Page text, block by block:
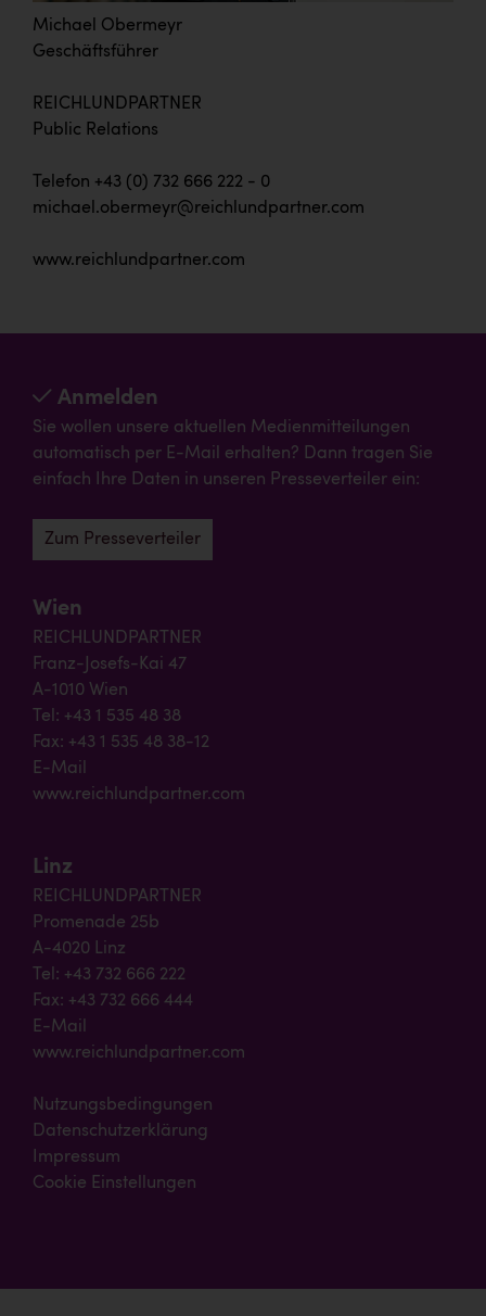
Michael Obermeyr
Geschäftsführer
REICHLUNDPARTNER
Public Relations
Telefon +43 (0) 732 666 222 - 0
michael.obermeyr@reichlundpartner.com
www.reichlundpartner.com
Anmelden
Sie wollen unsere aktuellen Medienmitteilungen
automatisch per E-Mail erhalten? Dann tragen Sie
einfach Ihre Daten in unseren Presseverteiler ein:
Zum Presseverteiler
Wien
REICHLUNDPARTNER
Franz-Josefs-Kai 47
A-1010 Wien
Tel: +43 1 535 48 38
Fax: +43 1 535 48 38-12
E-Mail
www.reichlundpartner.com
Linz
REICHLUNDPARTNER
Promenade 25b
A-4020 Linz
Tel: +43 732 666 222
Fax: +43 732 666 444
E-Mail
www.reichlundpartner.com
Nutzungsbedingungen
Datenschutzerklärung
Impressum
Cookie Einstellungen